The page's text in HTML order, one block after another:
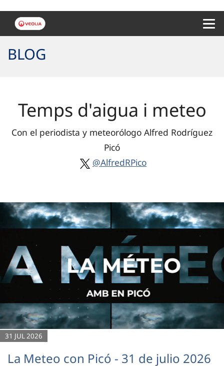
BLOG
Temps d'aigua i meteo
Con el periodista y meteorólogo Alfred Rodríguez
Picó
@AlfredRPico
31 JUL 2026
La Meteo con Picó - 31 de julio 2026